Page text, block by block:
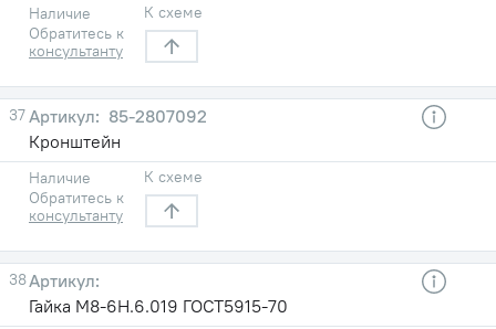
Наличие
Обратитесь к
консультанту
К схеме
37
85-2807092
Кронштейн
Наличие
Обратитесь к
консультанту
К схеме
38
Гайка М8-6Н.6.019 ГОСТ5915-70